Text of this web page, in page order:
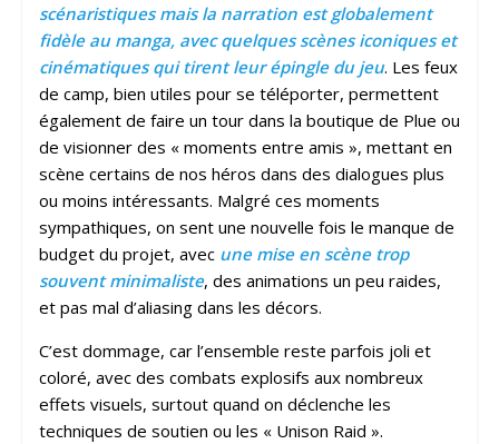
scénaristiques mais la narration est globalement
fidèle au manga, avec quelques scènes iconiques et
cinématiques qui tirent leur épingle du jeu. Les feux
de camp, bien utiles pour se téléporter, permettent
également de faire un tour dans la boutique de Plue ou
de visionner des « moments entre amis », mettant en
scène certains de nos héros dans des dialogues plus
ou moins intéressants. Malgré ces moments
sympathiques, on sent une nouvelle fois le manque de
budget du projet, avec une mise en scène trop
souvent minimaliste, des animations un peu raides,
et pas mal d’aliasing dans les décors.
C’est dommage, car l’ensemble reste parfois joli et
coloré, avec des combats explosifs aux nombreux
effets visuels, surtout quand on déclenche les
techniques de soutien ou les « Unison Raid ».